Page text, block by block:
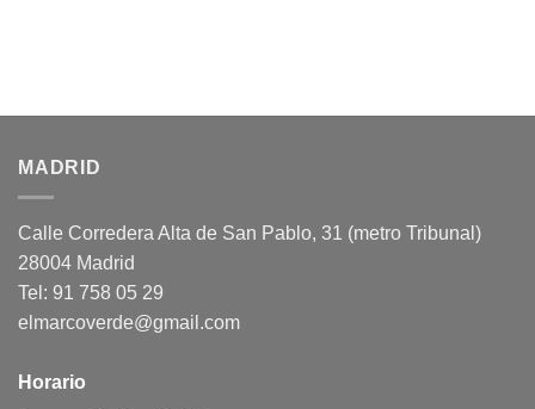
MADRID
Calle Corredera Alta de San Pablo, 31 (metro Tribunal)
28004 Madrid
Tel: 91 758 05 29
elmarcoverde@gmail.com
Horario